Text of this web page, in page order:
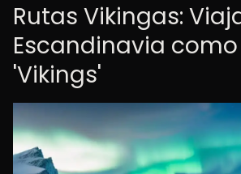
Rutas Vikingas:
Escandinavia
'Vikings'